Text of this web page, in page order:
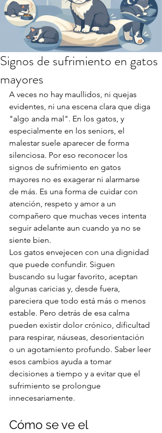
Signos de sufrimiento en gatos
mayores
A veces no hay maullidos, ni quejas
evidentes, ni una escena clara que diga
"algo anda mal". En los gatos, y
especialmente en los seniors, el
malestar suele aparecer de forma
silenciosa. Por eso reconocer los
signos de sufrimiento en gatos
mayores no es exagerar ni alarmarse
de más. Es una forma de cuidar con
atención, respeto y amor a un
compañero que muchas veces intenta
seguir adelante aun cuando ya no se
siente bien.
Los gatos envejecen con una dignidad
que puede confundir. Siguen
buscando su lugar favorito, aceptan
algunas caricias y, desde fuera,
pareciera que todo está más o menos
estable. Pero detrás de esa calma
pueden existir dolor crónico, dificultad
para respirar, náuseas, desorientación
o un agotamiento profundo. Saber leer
esos cambios ayuda a tomar
decisiones a tiempo y a evitar que el
sufrimiento se prolongue
innecesariamente.
Cómo se ve el